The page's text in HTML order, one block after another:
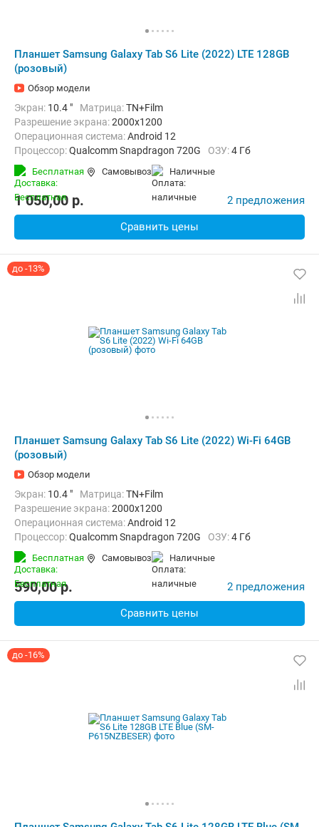
Планшет Samsung Galaxy Tab S6 Lite (2022) LTE 128GB
(розовый)
Обзор модели
Экран: 10.4 " Матрица:TN+Film
Разрешение экрана:2000x1200
Операционная система:Android 12
Процессор:Qualcomm Snapdragon 720G ОЗУ:4 Гб
Встроенная память:
Тыловая камера:
Беспроводная связь:
4G (LTE), Bluetooth, Wi-Fi
Комплектация:
Вес:467 г
Бесплатная Самовывоз наличные
1 050,00 p. 2 предложения
Сравнить цены
до -13%
Планшет Samsung Galaxy Tab S6 Lite (2022) Wi-Fi 64GB
(розовый)
Обзор модели
Экран: 10.4 " Матрица:TN+Film
Разрешение экрана:2000x1200
Операционная система:Android 12
Процессор:Qualcomm Snapdragon 720G ОЗУ:4 Гб
Встроенная память:
Тыловая камера:
Беспроводная связь:
Bluetooth, Wi-Fi
Бесплатная Самовывоз наличные
590,00p. 2 предложения
Сравнить цены
до -16%